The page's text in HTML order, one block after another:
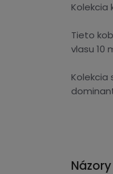
Kolekcia
Tieto
vlasu 10
Kolekcia